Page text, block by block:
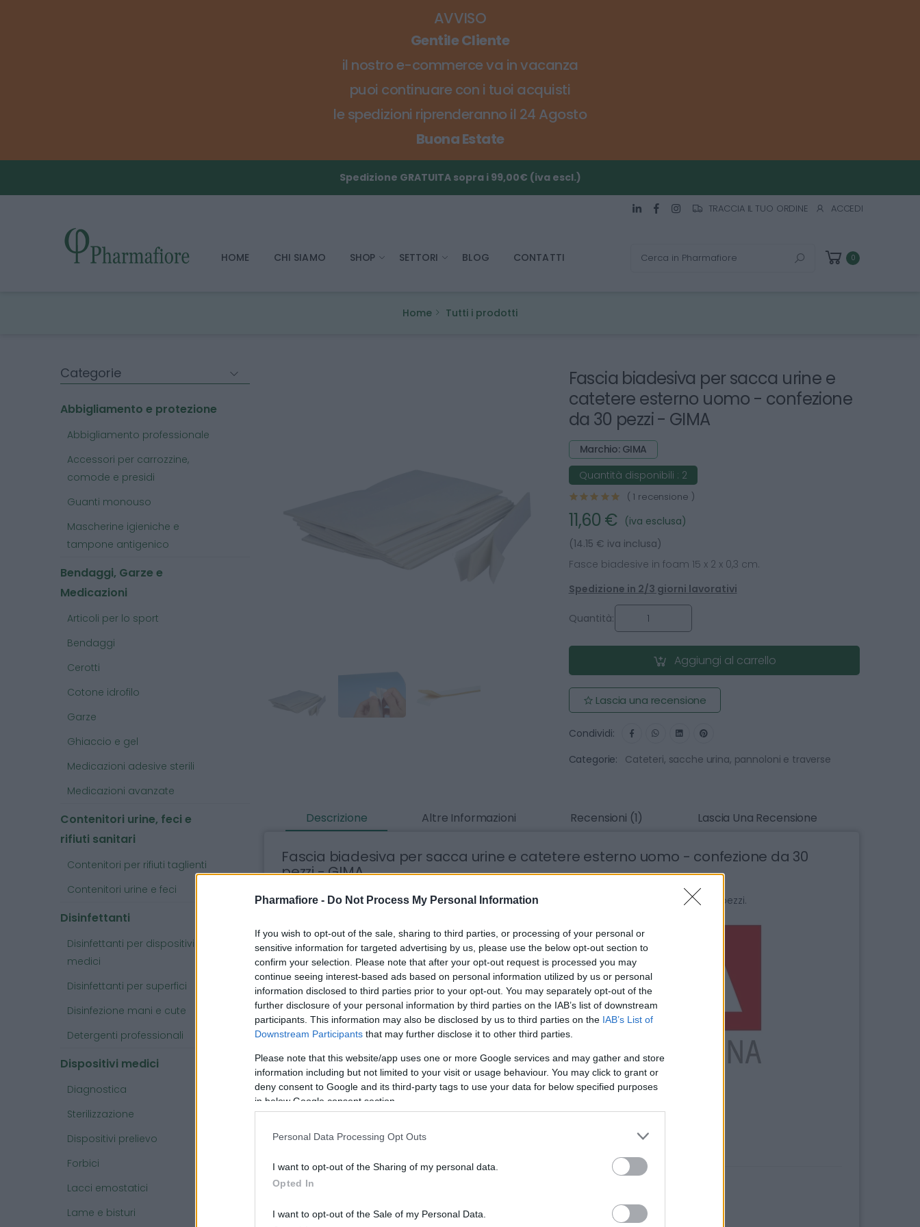
Pharmafiore - Do Not Process My Personal Information
If you wish to opt-out of the sale, sharing to third parties, or processing of your personal or
sensitive information for targeted advertising by us, please use the below opt-out section to
confirm your selection. Please note that after your opt-out request is processed you may
continue seeing interest-based ads based on personal information utilized by us or personal
information disclosed to third parties prior to your opt-out. You may separately opt-out of the
further disclosure of your personal information by third parties on the IAB’s list of downstream
participants. This information may also be disclosed by us to third parties on the IAB’s List of
Downstream Participants that may further disclose it to other third parties.
Please note that this website/app uses one or more Google services and may gather and store
information including but not limited to your visit or usage behaviour. You may click to grant or
deny consent to Google and its third-party tags to use your data for below specified purposes
in below Google consent section.
Personal Data Processing Opt Outs
I want to opt-out of the Sharing of my personal data.
Opted In
I want to opt-out of the Sale of my Personal Data.
AVVISO
Gentile Cliente
il nostro e-commerce va in vacanza
puoi continuare con i tuoi acquisti
le spedizioni riprenderanno il 24 Agosto
Buona Estate
Spedizione GRATUITA sopra i 99,00€ (iva escl.)
TRACCIA IL TUO ORDINE ACCEDI
HOME CHI SIAMO SHOP SETTORI BLOG CONTATTI 0
Home Tutti i prodotti
Fascia biadesiva per sacca urine e
catetere esterno uomo - confezione
da 30 pezzi - GIMA
Marchio: GIMA
Quantità disponibili : 2
( 1 recensione )
11,60 €
(iva esclusa)
(14.15 € iva inclusa)
Fasce biadesive in foam 15 x 2 x 0,3 cm.
Spedizione in 2/3 giorni lavorativi
Quantità:
Aggiungi al carrello
Lascia una recensione
Condividi:
Categorie:
Cateteri, sacche urina, pannoloni e traverse
Descrizione Altre Informazioni Recensioni (1) Lascia Una Recensione
Fascia biadesiva per sacca urine e catetere esterno uomo - confezione da 30
pezzi - GIMA
Fascia biadesiva in schiuma per sacca urine e catetere esterno uomo, confezione da 30 pezzi.
Caratteristiche tecniche:
Dimensioni: 15 x 2 x 0,3 cm
Categorie
Abbigliamento e protezione
Abbigliamento professionale
Accessori per carrozzine,
comode e presidi
Guanti monouso
Mascherine igieniche e
tampone antigenico
Bendaggi, Garze e
Medicazioni
Articoli per lo sport
Bendaggi
Cerotti
Cotone idrofilo
Garze
Ghiaccio e gel
Medicazioni adesive sterili
Medicazioni avanzate
Contenitori urine, feci e
rifiuti sanitari
Contenitori per rifiuti taglienti
Contenitori urine e feci
Disinfettanti
Disinfettanti per dispositivi
medici
Disinfettanti per superfici
Disinfezione mani e cute
Detergenti professionali
Dispositivi medici
Diagnostica
Sterilizzazione
Dispositivi prelievo
Forbici
Lacci emostatici
Lame e bisturi